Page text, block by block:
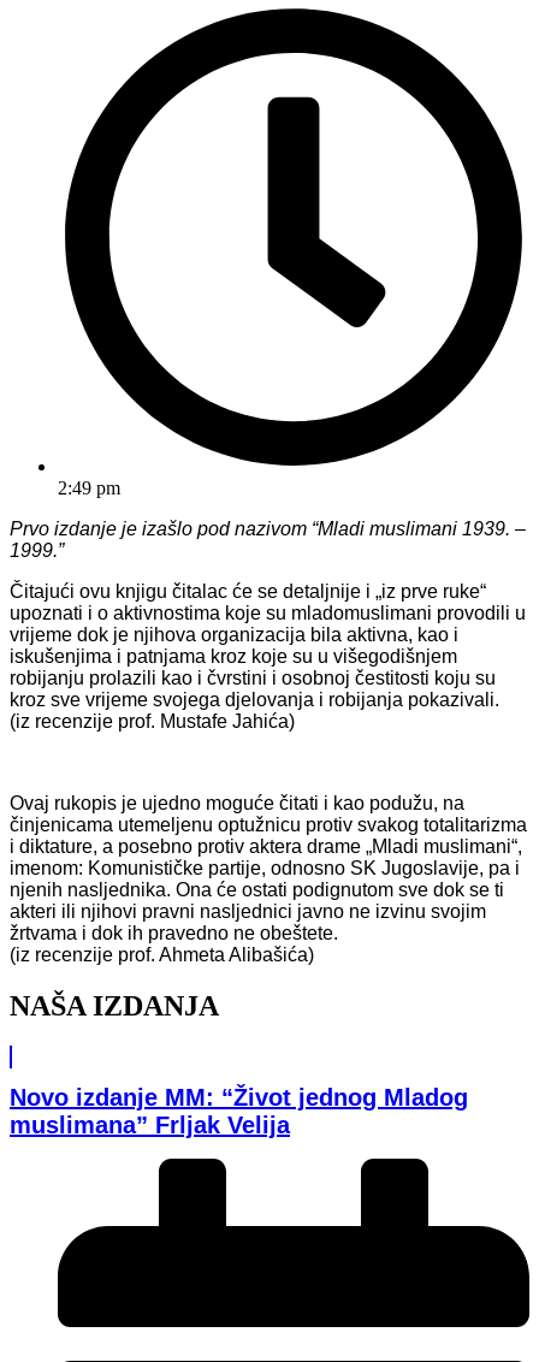
2:49 pm
Prvo izdanje je izašlo pod nazivom “Mladi muslimani 1939. –
1999.”
Čitajući ovu knjigu čitalac će se detaljnije i „iz prve ruke“
upoznati i o aktivnostima koje su mladomuslimani provodili u
vrijeme dok je njihova organizacija bila aktivna, kao i
iskušenjima i patnjama kroz koje su u višegodišnjem
robijanju prolazili kao i čvrstini i osobnoj čestitosti koju su
kroz sve vrijeme svojega djelovanja i robijanja pokazivali.
(iz recenzije prof. Mustafe Jahića)
Ovaj rukopis je ujedno moguće čitati i kao podužu, na
činjenicama utemeljenu optužnicu protiv svakog totalitarizma
i diktature, a posebno protiv aktera drame „Mladi muslimani“,
imenom: Komunističke partije, odnosno SK Jugoslavije, pa i
njenih nasljednika. Ona će ostati podignutom sve dok se ti
akteri ili njihovi pravni nasljednici javno ne izvinu svojim
žrtvama i dok ih pravedno ne obeštete.
(iz recenzije prof. Ahmeta Alibašića)
NAŠA IZDANJA
Novo izdanje MM: “Život jednog Mladog
muslimana” Frljak Velija